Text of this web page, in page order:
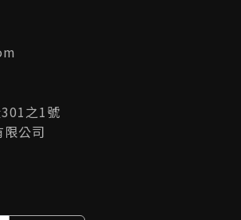
之1號
公司